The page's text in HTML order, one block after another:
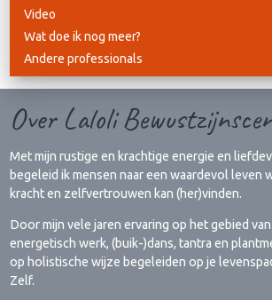
Video
Wat doe ik nog meer?
Andere professionals
Over Laloli
Met mijn rustige en krachtige energie en
begeleid ik mensen naar een waardevol leven
kracht en zelfvertrouwen kan (her)vinden.
Door mijn vele jaren ervaring op het gebied
energetisch werk, (buik-)dans, tantra en
op holistische wijze begeleiden op je
Zelf.